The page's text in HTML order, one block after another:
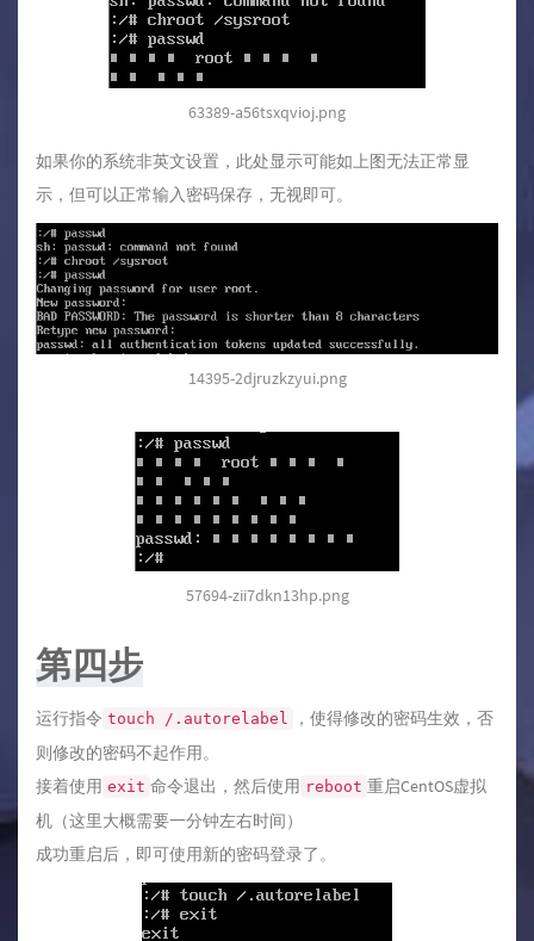
63389-a56tsxqvioj.png
如果你的系统非英文设置，此处显示可能如上图无法正常显
示，但可以正常输入密码保存，无视即可。
14395-2djruzkzyui.png
57694-zii7dkn13hp.png
第四步
运行指令 touch /.autorelabel
，使得修改的密码生效，否
则修改的密码不起作用。
接着使用 exit 命令退出，然后使用 reboot 重启CentOS虚拟
机（这里大概需要一分钟左右时间）
成功重启后，即可使用新的密码登录了。